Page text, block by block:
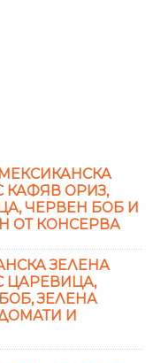
КАФЯВ ОРИЗ,
ЧЕРВЕН БОБ И
ОТ КОНСЕРВА
ЗЕЛЕНА
ЦАРЕВИЦА,
ЗЕЛЕНА
И